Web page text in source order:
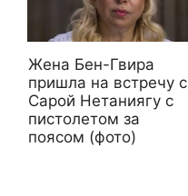
Жена Бен-Гвира
пришла на встречу с
Сарой Нетаниягу с
пистолетом за
поясом (фото)